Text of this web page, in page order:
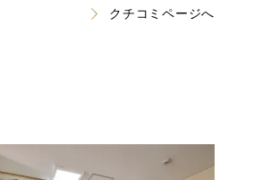
クチコミページへ